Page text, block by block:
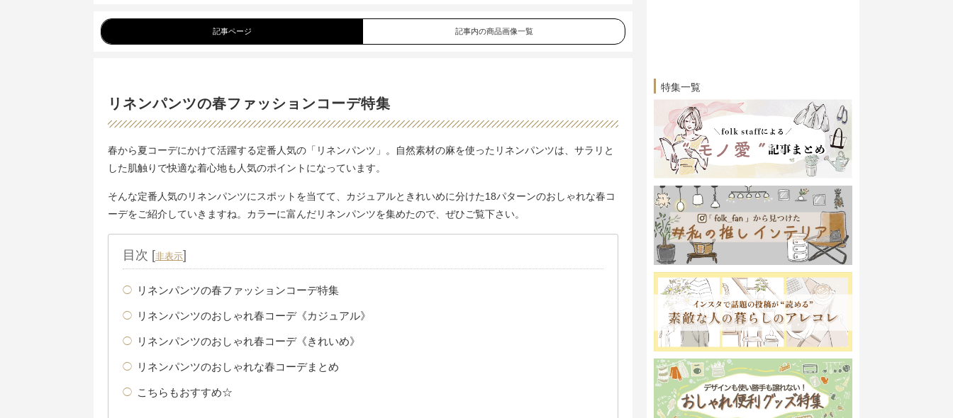
記事ページ 記事内の商品画像一覧
リネンパンツの春ファッションコーデ特集
春から夏コーデにかけて活躍する定番人気の「リネンパンツ」。自然素材の麻を使ったリネンパンツは、サラリと
した肌触りで快適な着心地も人気のポイントになっています。
そんな定番人気のリネンパンツにスポットを当てて、カジュアルときれいめに分けた18パターンのおしゃれな春コ
ーデをご紹介していきますね。カラーに富んだリネンパンツを集めたので、ぜひご覧下さい。
目次 [非表示]
リネンパンツの春ファッションコーデ特集
リネンパンツのおしゃれ春コーデ《カジュアル》
リネンパンツのおしゃれ春コーデ《きれいめ》
リネンパンツのおしゃれな春コーデまとめ
こちらもおすすめ☆
特集一覧